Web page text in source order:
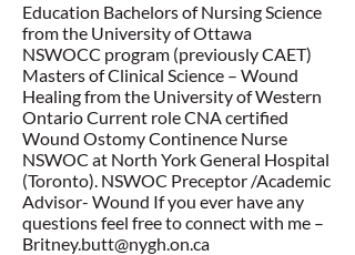
Education Bachelors of Nursing Science
from the University of Ottawa
NSWOCC program (previously CAET)
Masters of Clinical Science – Wound
Healing from the University of Western
Ontario Current role CNA certified
Wound Ostomy Continence Nurse
NSWOC at North York General Hospital
(Toronto). NSWOC Preceptor /Academic
Advisor- Wound If you ever have any
questions feel free to connect with me –
Britney.butt@nygh.on.ca